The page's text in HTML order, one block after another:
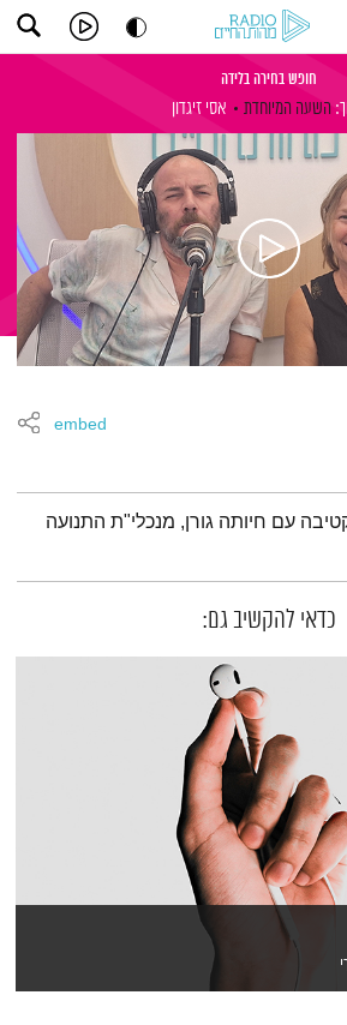
חופש בחירה בלידה
השעה המיוחדת אסי זיגדון
embed
עם חיותה גורן, מנכלי"ת התנועה
כדאי להקשיב גם: